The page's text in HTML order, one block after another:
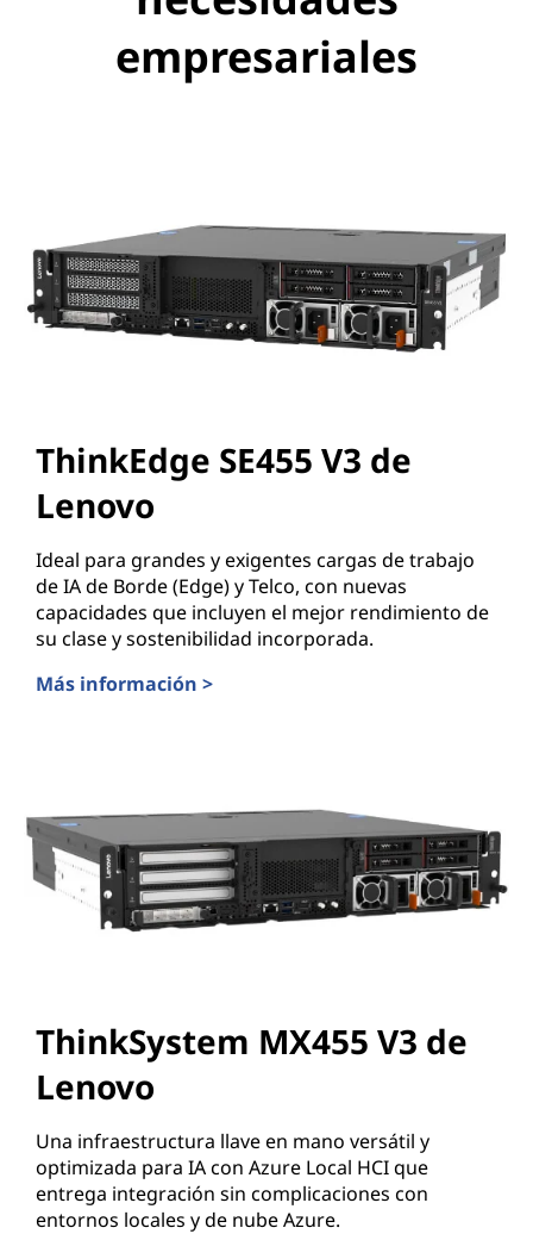
empresariales
ThinkEdge SE455 V3 de
Lenovo
Ideal para grandes y exigentes cargas de trabajo
de IA de Borde (Edge) y Telco, con nuevas
capacidades que incluyen el mejor rendimiento de
su clase y sostenibilidad incorporada.
Más información >
ThinkSystem MX455 V3 de
Lenovo
Una infraestructura llave en mano versátil y
optimizada para IA con Azure Local HCI que
entrega integración sin complicaciones con
entornos locales y de nube Azure.